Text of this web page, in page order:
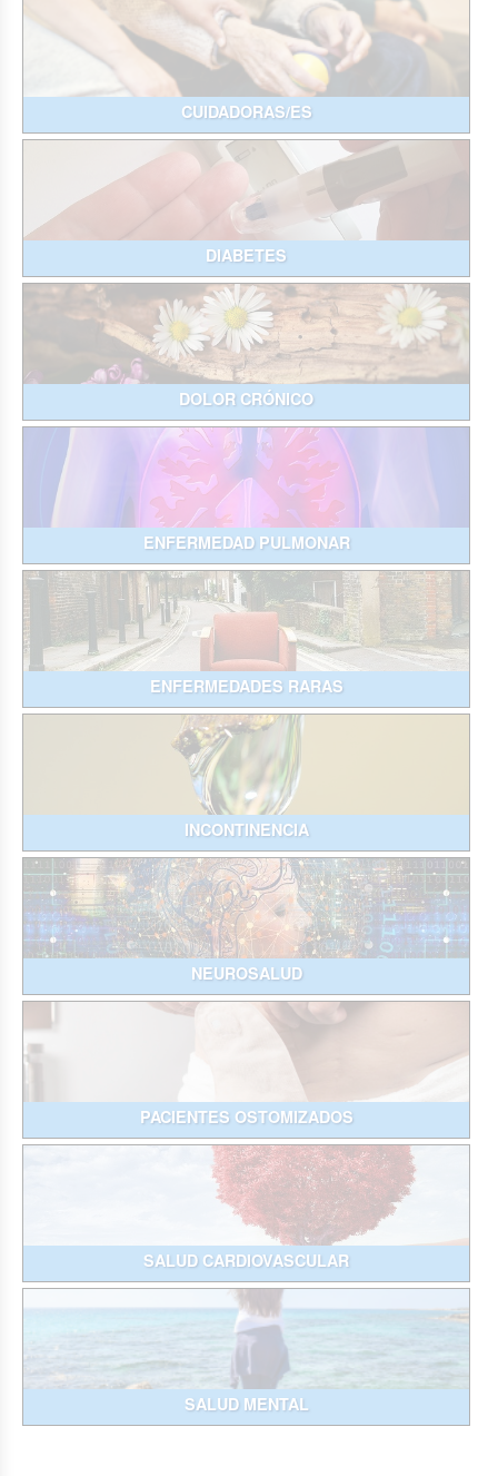
CUIDADORAS/ES
DIABETES
DOLOR CRÓNICO
ENFERMEDAD PULMONAR
ENFERMEDADES RARAS
INCONTINENCIA
NEUROSALUD
PACIENTES OSTOMIZADOS
SALUD CARDIOVASCULAR
SALUD MENTAL